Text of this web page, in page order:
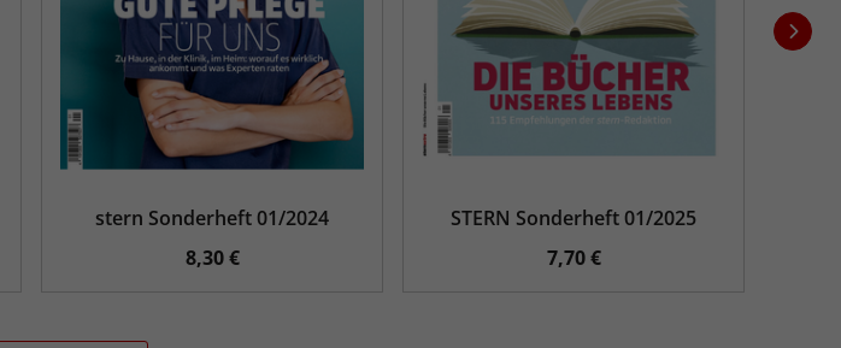
stern Sonderheft 01/2024
8,30 €
STERN Sonderheft 01/2025
7,70 €